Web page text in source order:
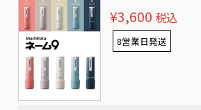
¥3,600 税込
8営業日発送